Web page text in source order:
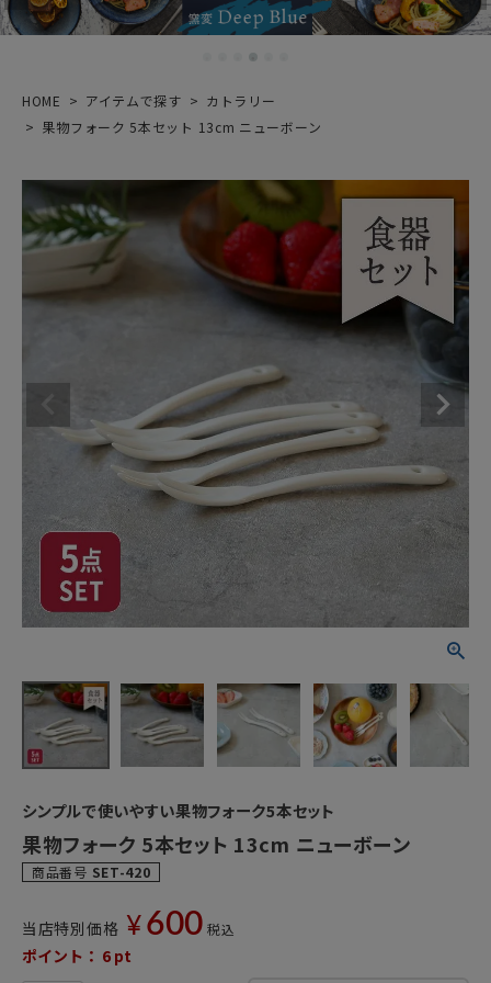
HOME アイテムで探す
カトラリー
果物フォーク 5本セット 13cm ニューボーン
シンプルで使いやすい果物フォーク5本セット
果物フォーク 5本セット 13cm ニューボーン
商品番号 SET-420
当店特別価格 ¥ 600 税込
ポイント： 6 pt